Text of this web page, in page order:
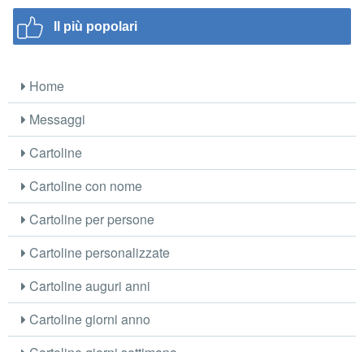
Il più popolari
Home
Messaggi
Cartoline
Cartoline con nome
Cartoline per persone
Cartoline personalizzate
Cartoline auguri anni
Cartoline giorni anno